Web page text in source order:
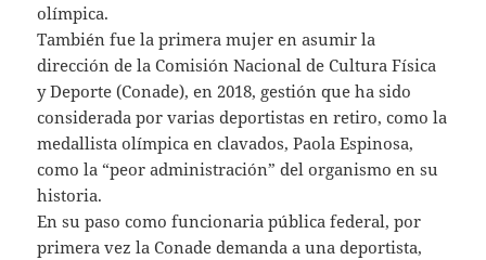
olímpica.
También fue la primera mujer en asumir la
dirección de la Comisión Nacional de Cultura Física
y Deporte (Conade), en 2018, gestión que ha sido
considerada por varias deportistas en retiro, como la
medallista olímpica en clavados, Paola Espinosa,
como la “peor administración” del organismo en su
historia.
En su paso como funcionaria pública federal, por
primera vez la Conade demanda a una deportista,